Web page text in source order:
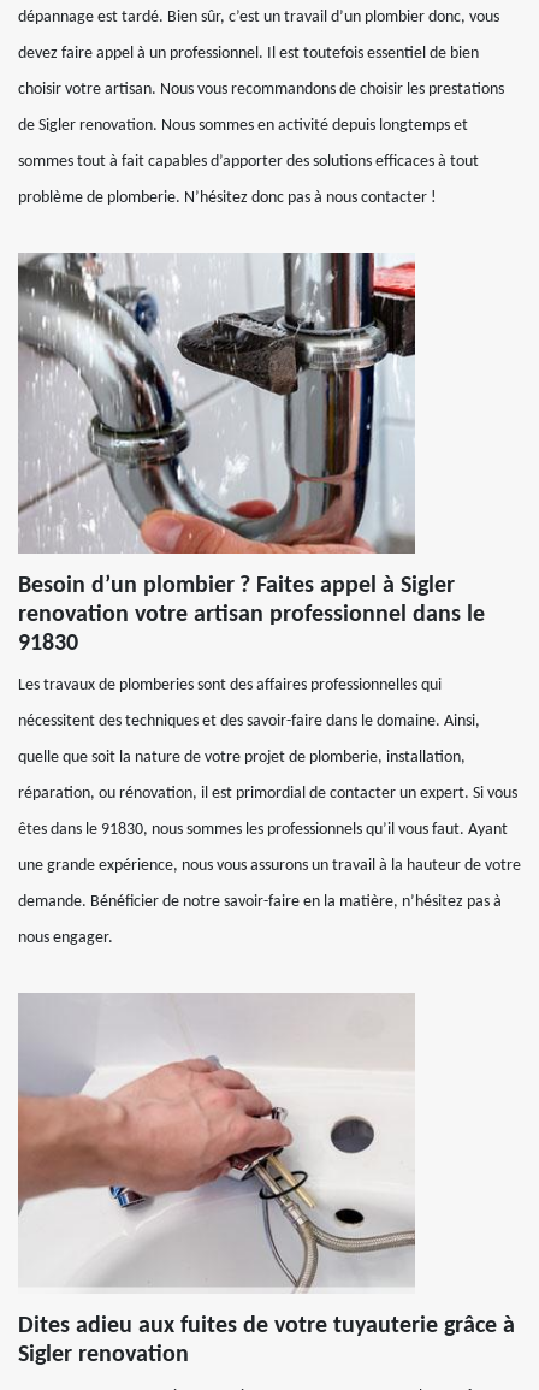
dépannage est tardé. Bien sûr, c’est un travail d’un plombier donc, vous
devez faire appel à un professionnel. Il est toutefois essentiel de bien
choisir votre artisan. Nous vous recommandons de choisir les prestations
de Sigler renovation. Nous sommes en activité depuis longtemps et
sommes tout à fait capables d’apporter des solutions efficaces à tout
problème de plomberie. N’hésitez donc pas à nous contacter !
Besoin d’un plombier ? Faites appel à Sigler
renovation votre artisan professionnel dans le
91830
Les travaux de plomberies sont des affaires professionnelles qui
nécessitent des techniques et des savoir-faire dans le domaine. Ainsi,
quelle que soit la nature de votre projet de plomberie, installation,
réparation, ou rénovation, il est primordial de contacter un expert. Si vous
êtes dans le 91830, nous sommes les professionnels qu’il vous faut. Ayant
une grande expérience, nous vous assurons un travail à la hauteur de votre
demande. Bénéficier de notre savoir-faire en la matière, n’hésitez pas à
nous engager.
Dites adieu aux fuites de votre tuyauterie grâce à
Sigler renovation